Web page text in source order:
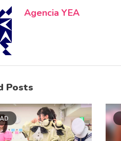
Agencia YEA
Posts